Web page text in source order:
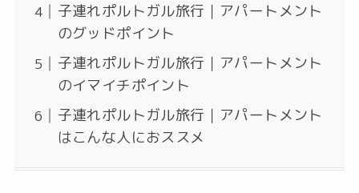
子連れポルトガル旅行｜アパートメント
のグッドポイント
子連れポルトガル旅行｜アパートメント
のイマイチポイント
子連れポルトガル旅行｜アパートメント
はこんな人におススメ